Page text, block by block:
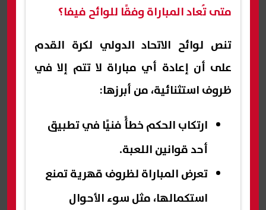
متى تُعاد المباراة وفقًا للوائح فيفا؟
تنص لوائح الاتحاد الدولي لكرة القدم
على أن إعادة أي مباراة لا تتم إلا في
ظروف استثنائية، من أبرزها:
ارتكاب الحكم خطأً فنيًا في تطبيق
أحد قوانين اللعبة.
تعرض المباراة لظروف قهرية تمنع
استكمالها، مثل سوء الأحوال